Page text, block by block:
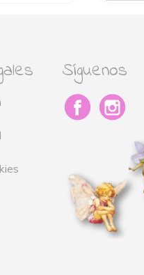
Síguenos